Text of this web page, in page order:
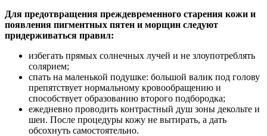
Для предотвращения преждевременного старения кожи и
появления пигментных пятен и морщин следуют
придерживаться правил:
избегать прямых солнечных лучей и не злоупотреблять
солярием;
спать на маленькой подушке: большой валик под голову
препятствует нормальному кровообращению и
способствует образованию второго подбородка;
ежедневно проводить контрастный душ зоны декольте и
шеи. После процедуры кожу не вытирать, а дать
обсохнуть самостоятельно.